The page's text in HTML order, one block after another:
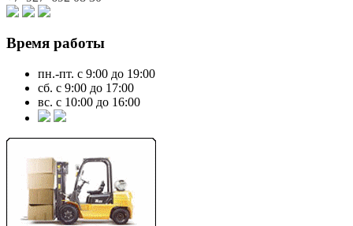
Время работы
пн.-пт. с 9:00 до 19:00
сб. с 9:00 до 17:00
вс. с 10:00 до 16:00